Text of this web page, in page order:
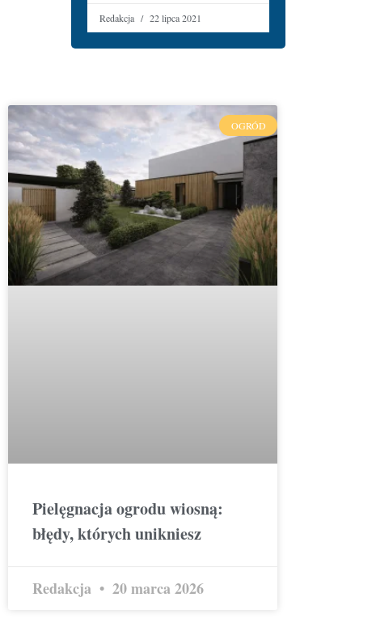
Redakcja 22 lipca 2021
OGRÓD
Pielęgnacja ogrodu wiosną:
błędy, których unikniesz
Redakcja 20 marca 2026